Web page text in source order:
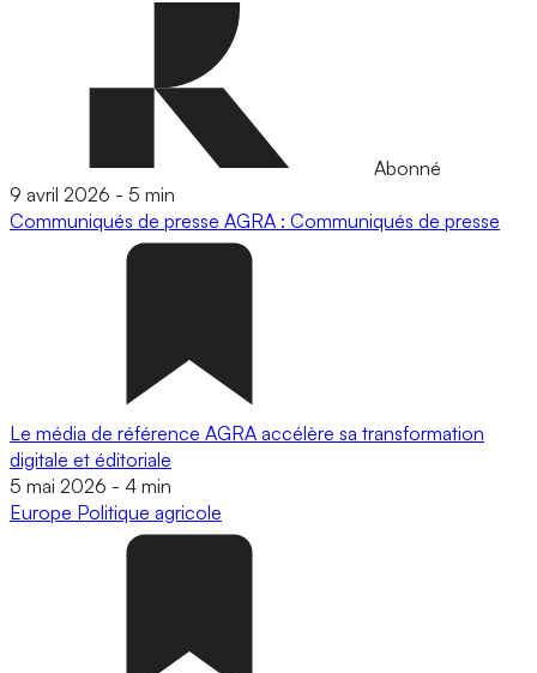
Abonné
9 avril 2026 - 5 min
Communiqués de presse AGRA : Communiqués de presse
Le média de référence AGRA accélère sa transformation
digitale et éditoriale
5 mai 2026 - 4 min
Europe Politique agricole